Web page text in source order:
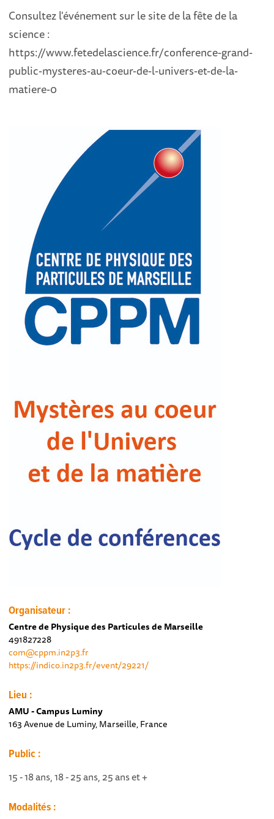
Consultez l'événement sur le site de la fête de la
science :
https://www.fetedelascience.fr/conference-grand-
public-mysteres-au-coeur-de-l-univers-et-de-la-
matiere-0
Organisateur :
Centre de Physique des Particules de Marseille
491827228
com@cppm.in2p3.fr
https://indico.in2p3.fr/event/29221/
Lieu :
AMU - Campus Luminy
163 Avenue de Luminy, Marseille, France
Public :
15 - 18 ans, 18 - 25 ans, 25 ans et +
Modalités :